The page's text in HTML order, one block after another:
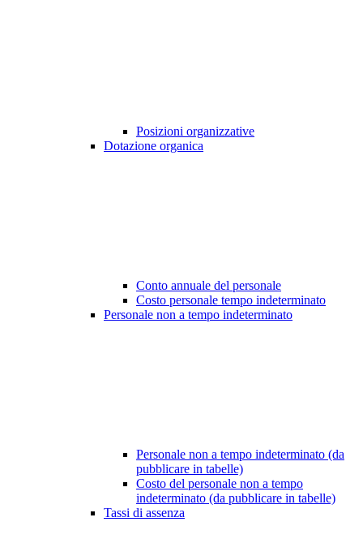
Posizioni organizzative
Dotazione organica
Conto annuale del personale
Costo personale tempo indeterminato
Personale non a tempo indeterminato
Personale non a tempo indeterminato (da
pubblicare in tabelle)
Costo del personale non a tempo
indeterminato (da pubblicare in tabelle)
Tassi di assenza